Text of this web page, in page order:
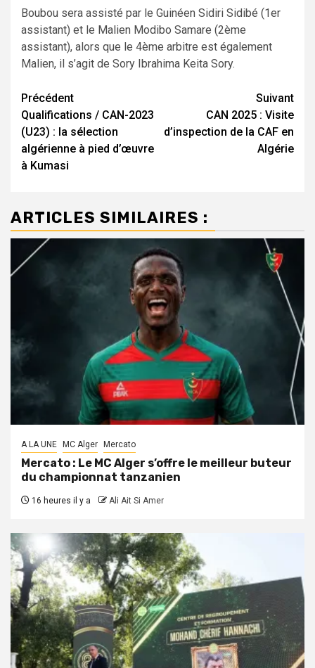
Boubou sera assisté par le Guinéen Sidiri Sidibé (1er
assistant) et le Malien Modibo Samare (2ème
assistant), alors que le 4ème arbitre est également
Malien, il s’agit de Sory Ibrahima Keita Sory.
Navigation
d’article
Précédent
Qualifications / CAN-2023
(U23) : la sélection
algérienne à pied d’œuvre
à Kumasi
Suivant
CAN 2025 : Visite
d’inspection de la CAF en
Algérie
ARTICLES SIMILAIRES :
A LA UNE MC Alger Mercato
Mercato : Le MC Alger s’offre le meilleur buteur
du championnat tanzanien
16 heures il y a Ali Ait Si Amer